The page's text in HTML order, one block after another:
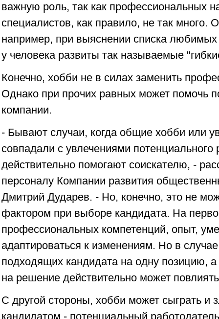
важную роль, так как профессиональных
специалистов, как правило, не так много.
например, при выяснении списка любимых
у человека развиты так называемые
Конечно, хобби не в силах заменить
Однако при прочих равных может помочь
компании.
- Бывают случаи, когда общие хобби или
совпадали с увлечениями потенциального
действительно помогают соискателю, -
персоналу Компании развития
Дмитрий Дударев. - Но, конечно, это не
фактором при выборе кандидата. На
профессиональных компетенций, опыт,
адаптироваться к изменениям. Но в
подходящих кандидата на одну позицию,
на решение действительно может
С другой стороны, хобби может сыграть и
кандидатом - потенциальный